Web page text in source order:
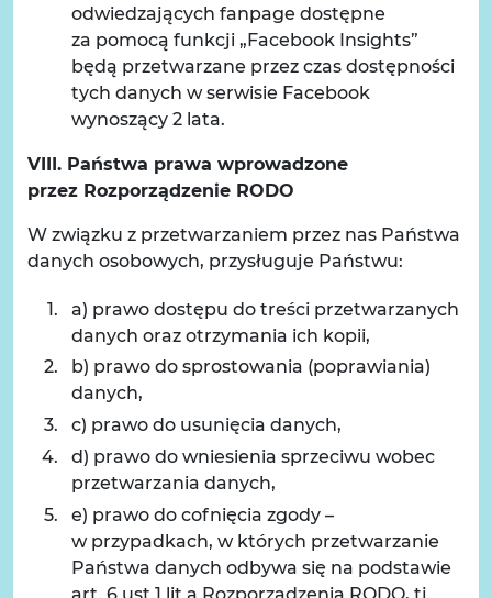
odwiedzających fanpage dostępne
za pomocą funkcji „Facebook Insights”
będą przetwarzane przez czas dostępności
tych danych w serwisie Facebook
wynoszący 2 lata.
VIII. Państwa prawa wprowadzone
przez Rozporządzenie RODO
W związku z przetwarzaniem przez nas Państwa
danych osobowych, przysługuje Państwu:
a) prawo dostępu do treści przetwarzanych
danych oraz otrzymania ich kopii,
b) prawo do sprostowania (poprawiania)
danych,
c) prawo do usunięcia danych,
d) prawo do wniesienia sprzeciwu wobec
przetwarzania danych,
e) prawo do cofnięcia zgody –
w przypadkach, w których przetwarzanie
Państwa danych odbywa się na podstawie
art. 6 ust 1 lit a Rozporządzenia RODO, tj.